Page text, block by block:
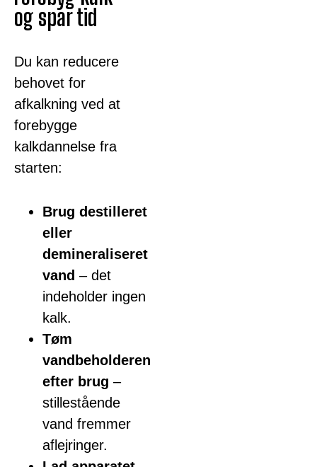
og spar tid
Du kan reducere
behovet for
afkalkning ved at
forebygge
kalkdannelse fra
starten:
Brug destilleret
eller
demineraliseret
vand – det
indeholder ingen
kalk.
Tøm
vandbeholderen
efter brug –
stillestående
vand fremmer
aflejringer.